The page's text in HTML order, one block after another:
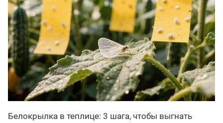
Белокрылка в теплице: 3 шага, чтобы выгнать